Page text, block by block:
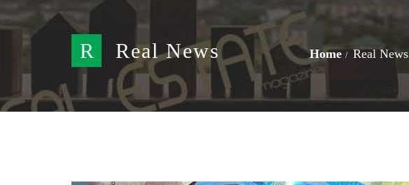
R Real News Home Real News